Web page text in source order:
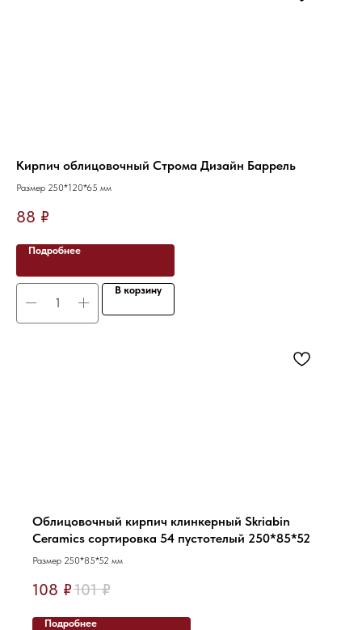
Кирпич облицовочный Строма Дизайн Баррель
Размер 250*120*65 мм
88 ₽
Подробнее
В корзину
Облицовочный кирпич клинкерный Skriabin
Ceramics сортировка 54 пустотелый 250*85*52
Размер 250*85*52 мм
108 ₽101 ₽
Подробнее